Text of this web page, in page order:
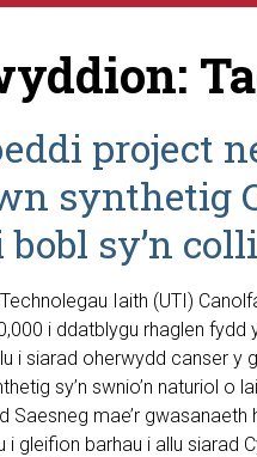
project
synthetig
sy’n
Iaith (UTI)
i ddatblygu rhaglen
i siarad oherwydd canser y
sy’n swnio’n naturiol o
Saesneg mae’r
i gleifion barhau i allu siarad